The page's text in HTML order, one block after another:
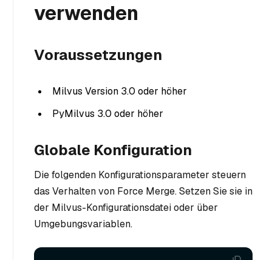
verwenden
Voraussetzungen
Milvus Version 3.0 oder höher
PyMilvus 3.0 oder höher
Globale Konfiguration
Die folgenden Konfigurationsparameter steuern
das Verhalten von Force Merge. Setzen Sie sie in
der Milvus-Konfigurationsdatei oder über
Umgebungsvariablen.